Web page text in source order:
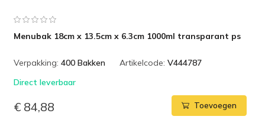
Menubak 18cm x 13.5cm x 6.3cm 1000ml transparant ps
Verpakking: 400 Bakken Artikelcode: V444787
Direct leverbaar
€ 84,88 Toevoegen